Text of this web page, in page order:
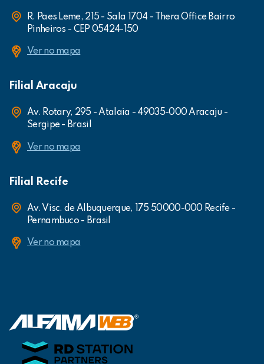
R. Paes Leme, 215 - Sala 1704 - Thera Office Bairro
Pinheiros - CEP 05424-150
Ver no mapa
Filial Aracaju
Av. Rotary, 295 - Atalaia - 49035-000 Aracaju -
Sergipe - Brasil
Ver no mapa
Filial Recife
Av. Visc. de Albuquerque, 175 50000-000 Recife -
Pernambuco - Brasil
Ver no mapa